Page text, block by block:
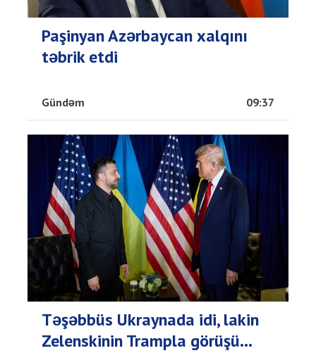
Paşinyan Azərbaycan xalqını
təbrik etdi
Gündəm 09:37
Təşəbbüs Ukraynada idi, lakin
Zelenskinin Trampla görüşü...